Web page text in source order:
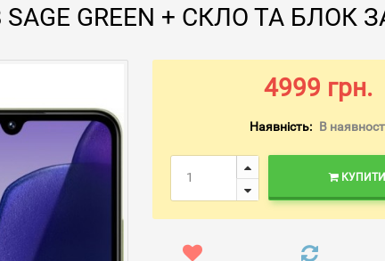
SAGE GREEN + СКЛО ТА
4999 грн.
Наявність: В
КУПИТИ